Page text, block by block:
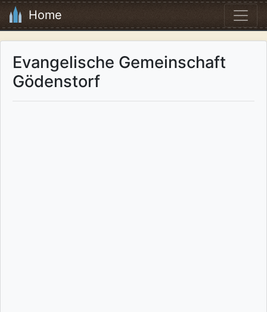
Home
Evangelische Gemeinschaft
Gödenstorf